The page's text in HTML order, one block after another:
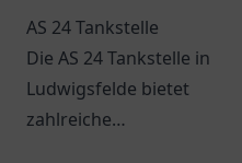
AS 24 Tankstelle
Die AS 24 Tankstelle in
Ludwigsfelde bietet
zahlreiche